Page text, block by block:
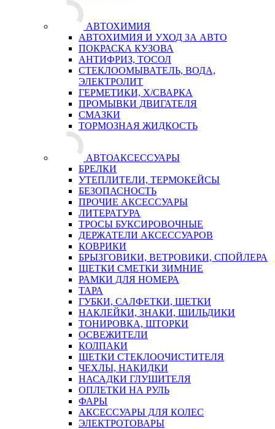
АВТОХИМИЯ
АВТОХИМИЯ И УХОД ЗА АВТО
ПОКРАСКА КУЗОВА
АНТИФРИЗ, ТОСОЛ
СТЕКЛООМЫВАТЕЛЬ, ВОДА,
ЭЛЕКТРОЛИТ
ГЕРМЕТИКИ, Х/СВАРКА
ПРОМЫВКИ ДВИГАТЕЛЯ
СМАЗКИ
ТОРМОЗНАЯ ЖИДКОСТЬ
АВТОАКСЕССУАРЫ
БРЕЛКИ
УТЕПЛИТЕЛИ, ТЕРМОКЕЙСЫ
БЕЗОПАСНОСТЬ
ПРОЧИЕ АКСЕССУАРЫ
ЛИТЕРАТУРА
ТРОСЫ БУКСИРОВОЧНЫЕ
ДЕРЖАТЕЛИ АКСЕССУАРОВ
КОВРИКИ
БРЫЗГОВИКИ, ВЕТРОВИКИ, СПОЙЛЕРА
ЩЕТКИ СМЕТКИ ЗИМНИЕ
РАМКИ ДЛЯ НОМЕРА
ТАРА
ГУБКИ, САЛФЕТКИ, ЩЕТКИ
НАКЛЕЙКИ, ЗНАКИ, ШИЛЬДИКИ
ТОНИРОВКА, ШТОРКИ
ОСВЕЖИТЕЛИ
КОЛПАКИ
ЩЕТКИ СТЕКЛООЧИСТИТЕЛЯ
ЧЕХЛЫ, НАКИДКИ
НАСАДКИ ГЛУШИТЕЛЯ
ОПЛЕТКИ НА РУЛЬ
ФАРЫ
АКСЕССУАРЫ ДЛЯ КОЛЕС
ЭЛЕКТРОТОВАРЫ